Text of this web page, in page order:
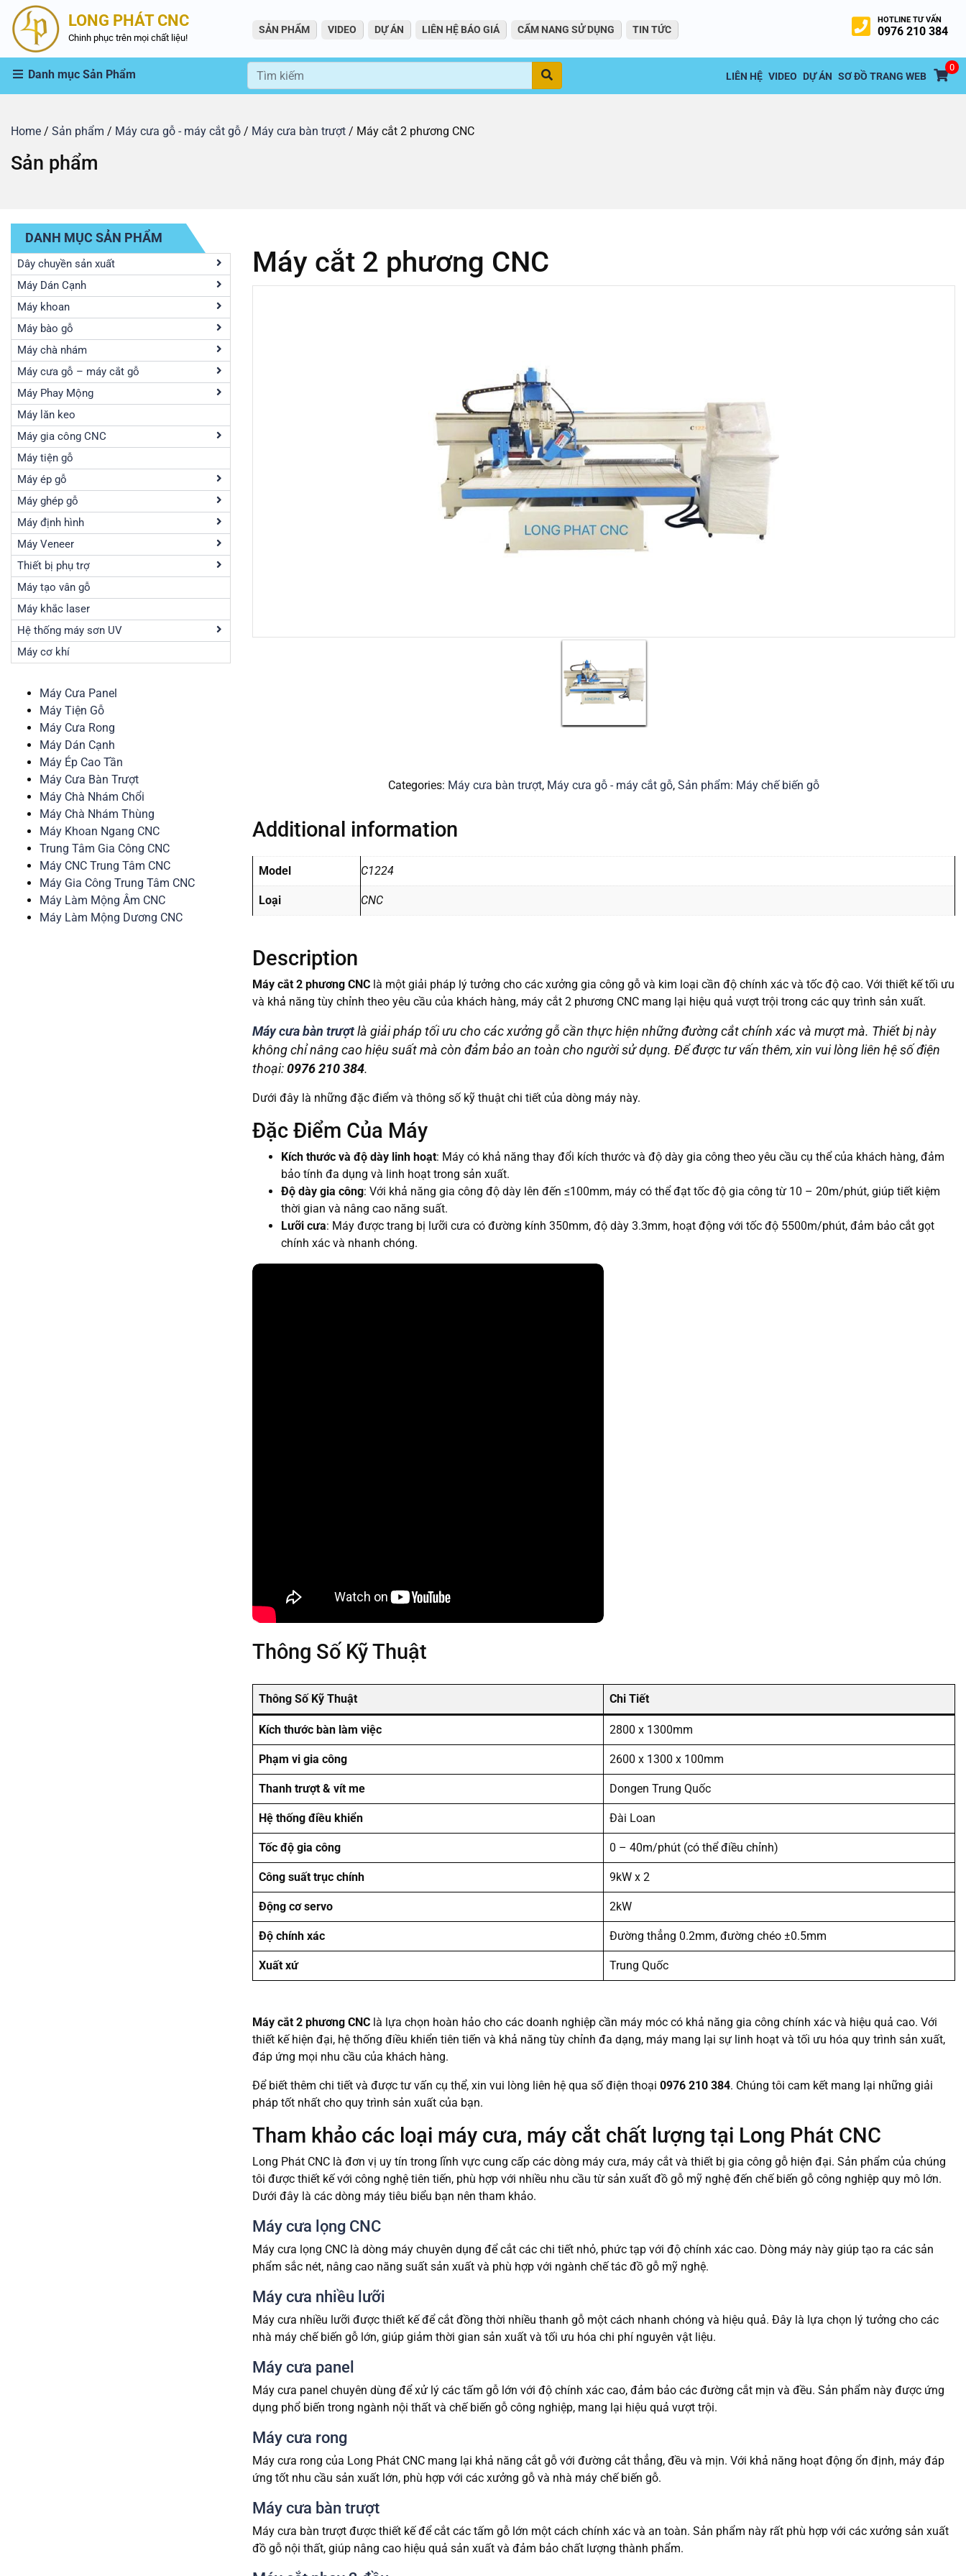
LONG PHÁT CNC
Chinh phục trên mọi chất liệu!
SẢN PHẨM VIDEO DỰ ÁN LIÊN HỆ BÁO GIÁ CẨM NANG SỬ DỤNG TIN TỨC
HOTLINE TƯ VẤN
0976 210 384
Danh mục Sản Phẩm Tìm LIÊN HỆ VIDEO DỰ ÁN SƠ ĐỒ TRANG WEB
0
Home / Sản phẩm / Máy cưa gỗ - máy cắt gỗ / Máy cưa bàn trượt / Máy cắt 2 phương CNC
Sản phẩm
DANH MỤC SẢN PHẨM
Dây chuyền sản xuất
Máy Dán Cạnh
Máy khoan
Máy bào gỗ
Máy chà nhám
Máy cưa gỗ – máy cắt gỗ
Máy Phay Mộng
Máy lăn keo
Máy gia công CNC
Máy tiện gỗ
Máy ép gỗ
Máy ghép gỗ
Máy định hình
Máy Veneer
Thiết bị phụ trợ
Máy tạo vân gỗ
Máy khắc laser
Hệ thống máy sơn UV
Máy cơ khí
Máy Cưa Panel
Máy Tiện Gỗ
Máy Cưa Rong
Máy Dán Cạnh
Máy Ép Cao Tần
Máy Cưa Bàn Trượt
Máy Chà Nhám Chổi
Máy Chà Nhám Thùng
Máy Khoan Ngang CNC
Trung Tâm Gia Công CNC
Máy CNC Trung Tâm CNC
Máy Gia Công Trung Tâm CNC
Máy Làm Mộng Âm CNC
Máy Làm Mộng Dương CNC
Máy cắt 2 phương CNC
Categories: Máy cưa bàn trượt, Máy cưa gỗ - máy cắt gỗ, Sản phẩm: Máy chế biến gỗ
Description
Máy cắt 2 phương CNC là một giải pháp lý tưởng cho các xưởng gia công gỗ và kim loại cần độ chính xác và tốc độ cao. Với thiết kế tối ưu
và khả năng tùy chỉnh theo yêu cầu của khách hàng, máy cắt 2 phương CNC mang lại hiệu quả vượt trội trong các quy trình sản xuất.
Máy cưa bàn trượtlà giải pháp tối ưu cho các xưởng gỗ cần thực hiện những đường cắt chính xác và mượt mà. Thiết bị này
không chỉ nâng cao hiệu suất mà còn đảm bảo an toàn cho người sử dụng. Để được tư vấn thêm, xin vui lòng liên hệ số điện
thoại: 0976 210 384.
Dưới đây là những đặc điểm và thông số kỹ thuật chi tiết của dòng máy này.
Đặc Điểm Của Máy
Kích thước và độ dày linh hoạt: Máy có khả năng thay đổi kích thước và độ dày gia công theo yêu cầu cụ thể của khách hàng, đảm
bảo tính đa dụng và linh hoạt trong sản xuất.
Độ dày gia công: Với khả năng gia công độ dày lên đến ≤100mm, máy có thể đạt tốc độ gia công từ 10 – 20m/phút, giúp tiết kiệm
thời gian và nâng cao năng suất.
Lưỡi cưa: Máy được trang bị lưỡi cưa có đường kính 350mm, độ dày 3.3mm, hoạt động với tốc độ 5500m/phút, đảm bảo cắt gọt
chính xác và nhanh chóng.
Thông Số Kỹ Thuật
Thông Số Kỹ Thuật Chi Tiết
Kích thước bàn làm việc 2800 x 1300mm
Phạm vi gia công 2600 x 1300 x 100mm
Thanh trượt & vít me Dongen Trung Quốc
Hệ thống điều khiển Đài Loan
Tốc độ gia công 0 – 40m/phút (có thể điều chỉnh)
Công suất trục chính 9kW x 2
Động cơ servo 2kW
Độ chính xác Đường thẳng 0.2mm, đường chéo ±0.5mm
Xuất xứ Trung Quốc
Máy cắt 2 phương CNC là lựa chọn hoàn hảo cho các doanh nghiệp cần máy móc có khả năng gia công chính xác và hiệu quả cao. Với
thiết kế hiện đại, hệ thống điều khiển tiên tiến và khả năng tùy chỉnh đa dạng, máy mang lại sự linh hoạt và tối ưu hóa quy trình sản xuất,
đáp ứng mọi nhu cầu của khách hàng.
Để biết thêm chi tiết và được tư vấn cụ thể, xin vui lòng liên hệ qua số điện thoại 0976 210 384. Chúng tôi cam kết mang lại những giải
pháp tốt nhất cho quy trình sản xuất của bạn.
Tham khảo các loại máy cưa, máy cắt chất lượng tại Long Phát CNC
Long Phát CNC là đơn vị uy tín trong lĩnh vực cung cấp các dòng máy cưa, máy cắt và thiết bị gia công gỗ hiện đại. Sản phẩm của chúng
tôi được thiết kế với công nghệ tiên tiến, phù hợp với nhiều nhu cầu từ sản xuất đồ gỗ mỹ nghệ đến chế biến gỗ công nghiệp quy mô lớn.
Dưới đây là các dòng máy tiêu biểu bạn nên tham khảo.
Máy cưa lọng CNC
Máy cưa lọng CNC là dòng máy chuyên dụng để cắt các chi tiết nhỏ, phức tạp với độ chính xác cao. Dòng máy này giúp tạo ra các sản
phẩm sắc nét, nâng cao năng suất sản xuất và phù hợp với ngành chế tác đồ gỗ mỹ nghệ.
Máy cưa nhiều lưỡi
Máy cưa nhiều lưỡi được thiết kế để cắt đồng thời nhiều thanh gỗ một cách nhanh chóng và hiệu quả. Đây là lựa chọn lý tưởng cho các
nhà máy chế biến gỗ lớn, giúp giảm thời gian sản xuất và tối ưu hóa chi phí nguyên vật liệu.
Máy cưa panel
Máy cưa panel chuyên dùng để xử lý các tấm gỗ lớn với độ chính xác cao, đảm bảo các đường cắt mịn và đều. Sản phẩm này được ứng
dụng phổ biến trong ngành nội thất và chế biến gỗ công nghiệp, mang lại hiệu quả vượt trội.
Máy cưa rong
Máy cưa rong của Long Phát CNC mang lại khả năng cắt gỗ với đường cắt thẳng, đều và mịn. Với khả năng hoạt động ổn định, máy đáp
ứng tốt nhu cầu sản xuất lớn, phù hợp với các xưởng gỗ và nhà máy chế biến gỗ.
Máy cưa bàn trượt
Máy cưa bàn trượt được thiết kế để cắt các tấm gỗ lớn một cách chính xác và an toàn. Sản phẩm này rất phù hợp với các xưởng sản xuất
đồ gỗ nội thất, giúp nâng cao hiệu quả sản xuất và đảm bảo chất lượng thành phẩm.
Additional information
Model C1224
Loại CNC